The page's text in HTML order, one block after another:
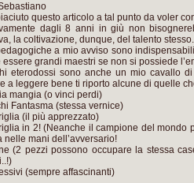
questo articolo a tal punto da voler
dagli 8 anni in giù non
la coltivazione, dunque, del talento stesso.
a mio avviso sono
essere grandi maestri se non si possiede
eterodossi sono anche un mio cavallo
a leggere bene ti riporto alcune di quelle
mangia (o vinci perdi)
Fantasma (stessa vernice)
(il più apprezzato)
in 2! (Neanche il campione del mondo
nelle mani dell’avversario!
(2 pezzi possono occupare la stessa
(sempre affascinanti)